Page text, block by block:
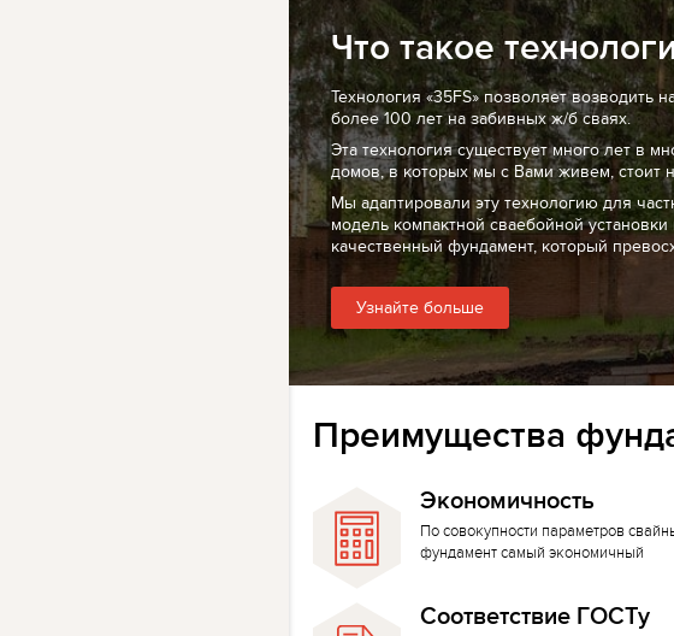
Что такое
Технология «35FS» позволяет возводить
более 100 лет на забивных ж/б сваях.
Эта технология существует много лет в
домов, в которых мы с Вами живем, стоит
Мы адаптировали эту технологию для
модель компактной сваебойной
качественный фундамент, который
Узнайте больше
Преимущества
Экономичность
По совокупности параметров
фундамент самый экономичный
Соответствие ГОСТу